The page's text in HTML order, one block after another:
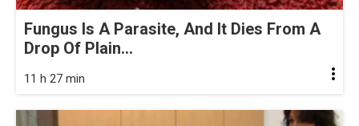
Fungus Is A Parasite, And It Dies From A
Drop Of Plain...
11 h 27 min